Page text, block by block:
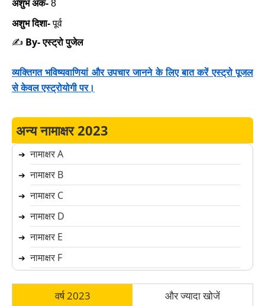
अशुभ अंक- 8
अशुभ दिशा-पूर्व
✍️ By- एस्ट्रो पुजेल
व्यक्तिगत भविष्यवाणियां और उपचार जानने के लिए बात करें एस्ट्रो पूजल
से केवल एस्ट्रोयोगी पर।
अन्य नामाक्षर 2023
➔नामाक्षर A
➔नामाक्षर B
➔नामाक्षर C
➔नामाक्षर D
➔नामाक्षर E
➔नामाक्षर F
नामाक्षर Hवर्ष 2023
और ज्यादा खोजें